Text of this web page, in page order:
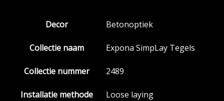
Decor Betonoptiek
Collectie naam Expona SimpLay Tegels
Collectie nummer 2489
Installatie methode Loose laying